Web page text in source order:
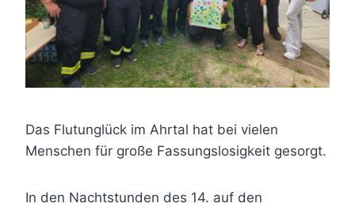
Das Flutunglück im Ahrtal hat bei vielen
Menschen für große Fassungslosigkeit gesorgt.
In den Nachtstunden des 14. auf den